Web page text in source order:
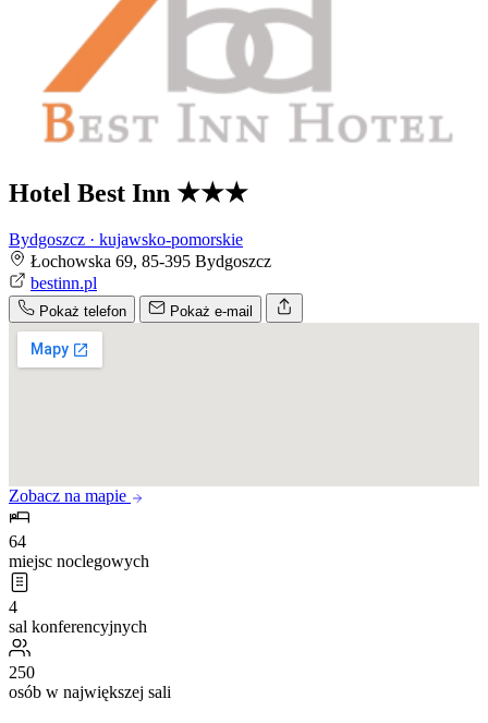
Hotel Best Inn ★★★
Bydgoszcz · kujawsko-pomorskie
Łochowska 69, 85-395 Bydgoszcz
bestinn.pl
Pokaż telefon Pokaż e-mail
Zobacz na mapie
64
miejsc noclegowych
4
sal konferencyjnych
250
osób w największej sali